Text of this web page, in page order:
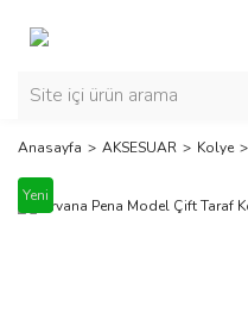
Anasayfa AKSESUAR Kolye
Yeni